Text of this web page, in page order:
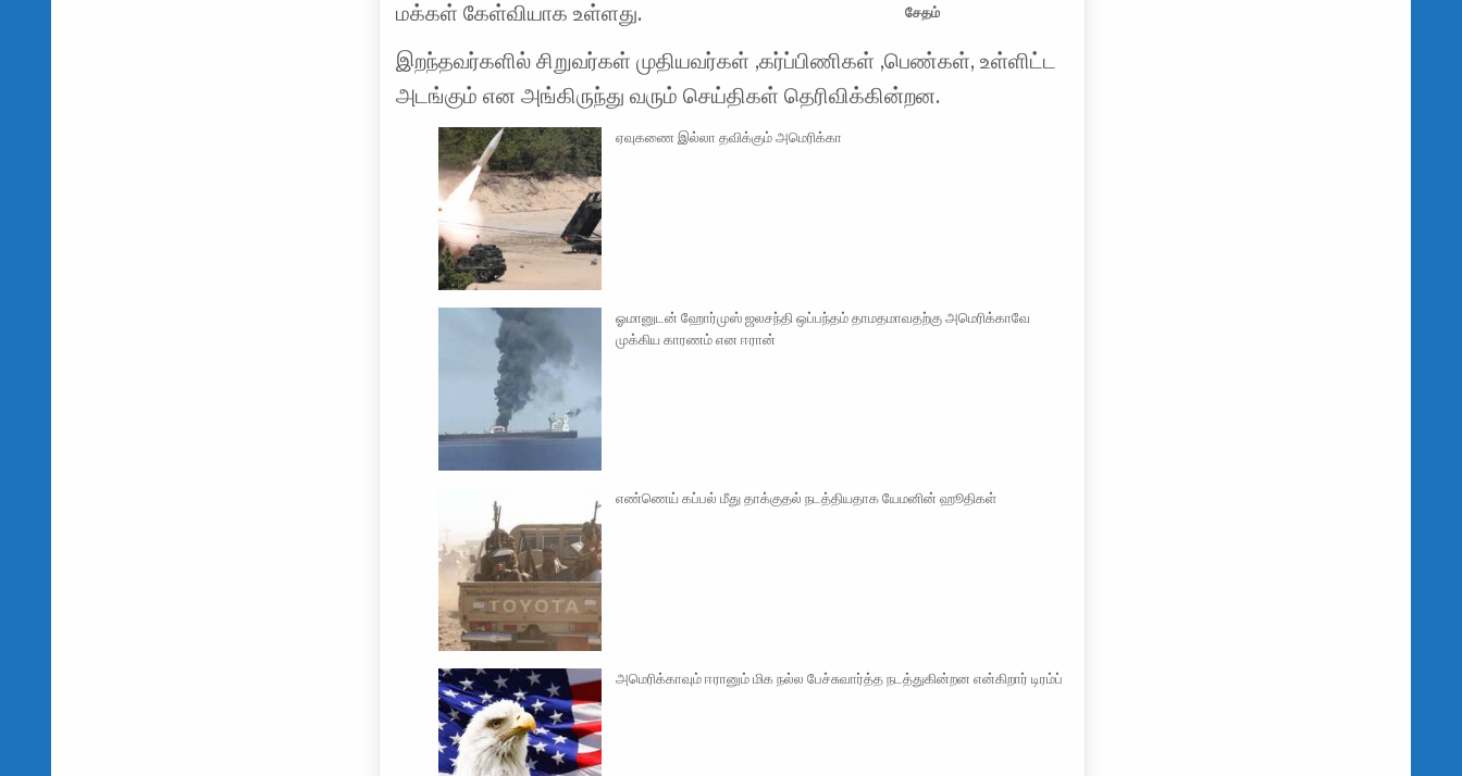
சேதம்
மக்கள் கேள்வியாக உள்ளது.
இறந்தவர்களில் சிறுவர்கள் முதியவர்கள் ,கர்ப்பிணிகள் ,பெண்கள், உள்ளிட்ட
அடங்கும் என அங்கிருந்து வரும் செய்திகள் தெரிவிக்கின்றன.
ஏவுகணை இல்லா தவிக்கும் அமெரிக்கா
ஓமானுடன் ஹோர்முஸ் ஜலசந்தி ஒப்பந்தம் தாமதமாவதற்கு அமெரிக்காவே
முக்கிய காரணம் என ஈரான்
எண்ணெய் கப்பல் மீது தாக்குதல் நடத்தியதாக யேமனின் ஹூதிகள்
அமெரிக்காவும் ஈரானும் மிக நல்ல பேச்சுவார்த்த நடத்துகின்றன என்கிறார் டிரம்ப்